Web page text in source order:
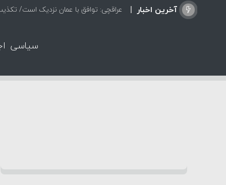
آخرین اخبار عراقچی: توافق با عمان نزدیک است/ تکذیب سهم ۱۱ درصدی
سیاسی